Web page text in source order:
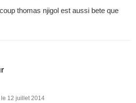
thomas njigol est aussi bete que
le 12 juillet 2014